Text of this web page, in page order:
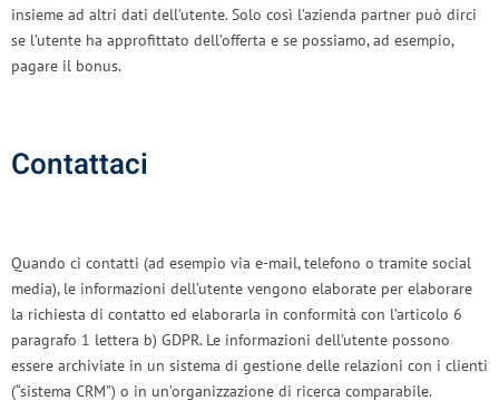
insieme ad altri dati dell’utente. Solo così l’azienda partner può dirci
se l’utente ha approfittato dell’offerta e se possiamo, ad esempio,
pagare il bonus.
Contattaci
Quando ci contatti (ad esempio via e-mail, telefono o tramite social
media), le informazioni dell’utente vengono elaborate per elaborare
la richiesta di contatto ed elaborarla in conformità con l’articolo 6
paragrafo 1 lettera b) GDPR. Le informazioni dell’utente possono
essere archiviate in un sistema di gestione delle relazioni con i clienti
(“sistema CRM”) o in un’organizzazione di ricerca comparabile.